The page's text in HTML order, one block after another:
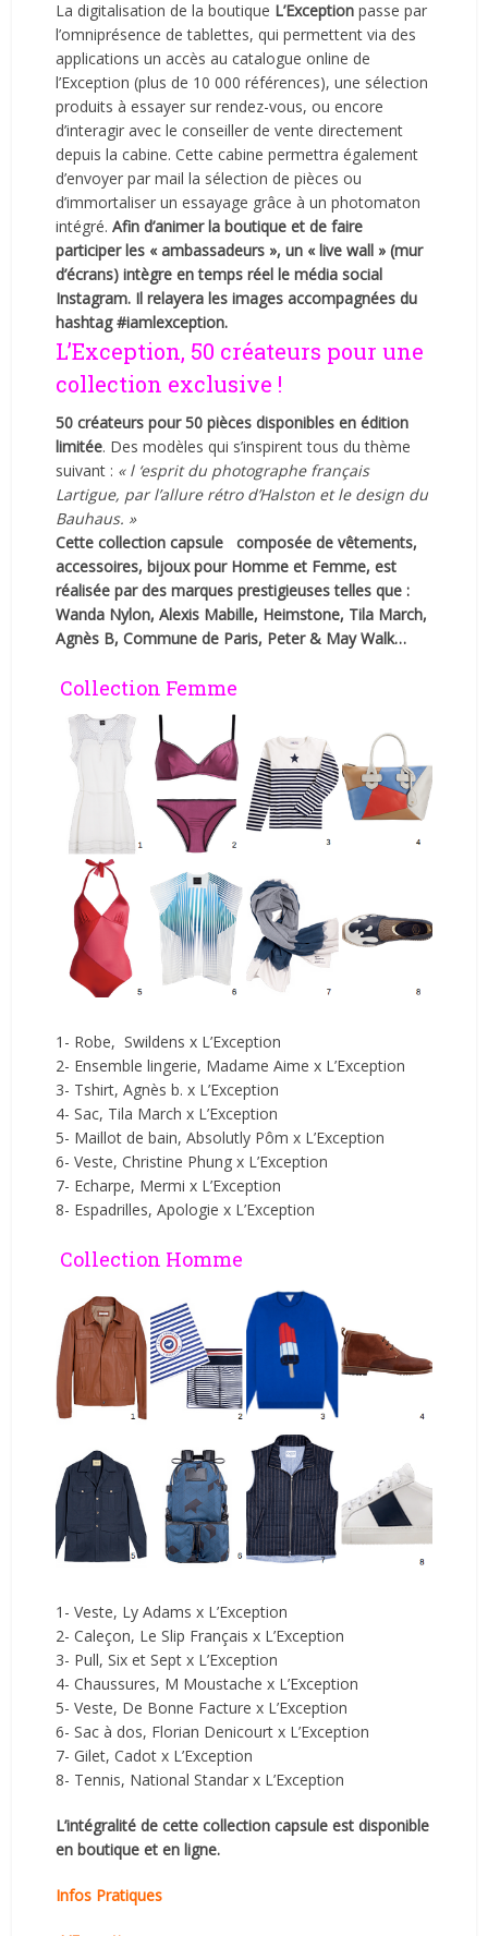
La digitalisation de la boutique L’Exception passe par
l’omniprésence de tablettes, qui permettent via des
applications un accès au catalogue online de
l’Exception (plus de 10 000 références), une sélection
produits à essayer sur rendez-vous, ou encore
d’interagir avec le conseiller de vente directement
depuis la cabine. Cette cabine permettra également
d’envoyer par mail la sélection de pièces ou
d’immortaliser un essayage grâce à un photomaton
intégré.Afin d’animer la boutique et de faire
participer les « ambassadeurs », un « live wall » (mur
d’écrans) intègre en temps réel le média social
Instagram. Il relayera les images accompagnées du
hashtag #iamlexception.
L’Exception, 50 créateurs pour une
collection exclusive !
50 créateurs pour 50 pièces disponibles en édition
limitée. Des modèles qui s’inspirent tous du thème
suivant : « l ‘esprit du photographe français
Lartigue, par l’allure rétro d’Halston et le design du
Bauhaus. »
Cette collection capsule composée de vêtements,
accessoires, bijoux pour Homme et Femme, est
réalisée par des marques prestigieuses telles que :
Wanda Nylon, Alexis Mabille, Heimstone, Tila March,
Agnès B, Commune de Paris, Peter & May Walk…
Collection Femme
1- Robe, Swildens x L’Exception
2- Ensemble lingerie, Madame Aime x L’Exception
3- Tshirt, Agnès b. x L’Exception
4- Sac, Tila March x L’Exception
5- Maillot de bain, Absolutly Pôm x L’Exception
6- Veste, Christine Phung x L’Exception
7- Echarpe, Mermi x L’Exception
8- Espadrilles, Apologie x L’Exception
Collection Homme
1- Veste, Ly Adams x L’Exception
2- Caleçon, Le Slip Français x L’Exception
3- Pull, Six et Sept x L’Exception
4- Chaussures, M Moustache x L’Exception
5- Veste, De Bonne Facture x L’Exception
6- Sac à dos, Florian Denicourt x L’Exception
7- Gilet, Cadot x L’Exception
8- Tennis, National Standar x L’Exception
L’intégralité de cette collection capsule est disponible
en boutique et en ligne.
Infos Pratiques